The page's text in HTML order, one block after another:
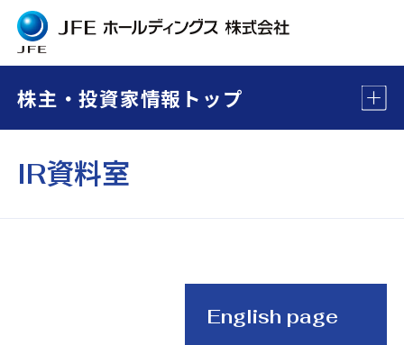
IR資料室
株主・投資家情報トップ
English page